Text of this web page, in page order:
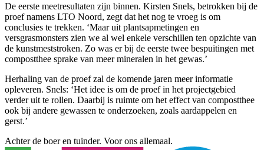
De eerste meetresultaten zijn binnen. Kirsten Snels, betrokken bij de
proef namens LTO Noord, zegt dat het nog te vroeg is om
conclusies te trekken. ‘Maar uit plantsapmetingen en
versgrasmonsters zien we al wel enkele verschillen ten opzichte van
de kunstmeststroken. Zo was er bij de eerste twee bespuitingen met
compostthee sprake van meer mineralen in het gewas.’
Herhaling van de proef zal de komende jaren meer informatie
opleveren. Snels: ‘Het idee is om de proef in het projectgebied
verder uit te rollen. Daarbij is ruimte om het effect van compostthee
ook bij andere gewassen te onderzoeken, zoals aardappelen en
gerst.’
Achter de boer en tuinder. Voor ons allemaal.